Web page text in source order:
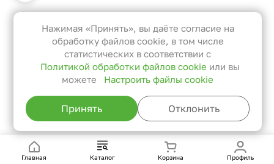
Главная Каталог Корзина Профиль
Функциональные
Эти файлы необходимы для
функционирования сайта и не
могут быть отключены в наших
системах. Вы можете настроить
браузер так, чтобы он блокировал
их или уведомлял вас об их
использовании, но в таком случае
сайта не будут работать.
Нажимая «Принять», вы даёте согласие на
обработку файлов cookie, в том числе
статистических в соответствии с
Политикой обработки файлов cookie или вы
можете
Настроить файлы cookie
Принять Отклонить